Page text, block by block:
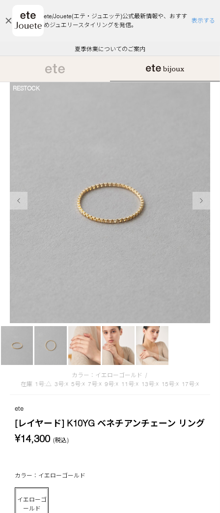
ete/Jouete(エテ・ジュエッテ)公式最新情報や、おすす
めジュエリースタイリングを発信。
表示する
エコラッピング及びエコポイント付与のご案内
ご注文いただいたお品物のお届け状況について
夏季休業についてのご案内
WEB Limited Items >>
採用のご案内
悪質な偽サイトにご注意ください
エコラッピング及びエコポイント付与のご案内
ご注文いただいたお品物のお届け状況について
カラー：イエローゴールド /
在庫 1号:△ 3号:☓ 5号:☓ 7号:☓ 9号:☓ 11号:☓ 13号:☓ 15号:☓ 17号:☓
RESTOCK
ete
[レイヤード] K10YG ベネチアンチェーン リング
¥14,300 (税込)
カラー：イエローゴールド
イエローゴ
ールド